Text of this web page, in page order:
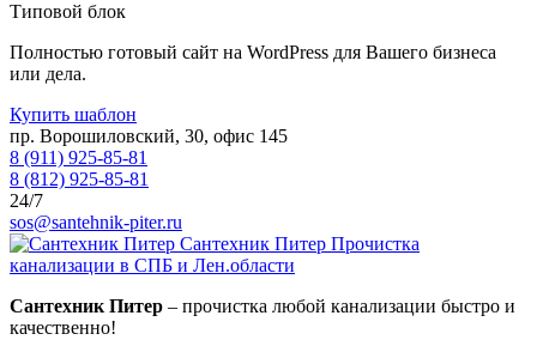
Типовой блок
Полностью готовый сайт на WordPress для Вашего бизнеса
или дела.
Купить шаблон
пр. Ворошиловский, 30, офис 145
8 (911) 925-85-81
8 (812) 925-85-81
24/7
sos@santehnik-piter.ru
Сантехник Питер Прочистка
канализации в СПБ и Лен.области
Сантехник Питер – прочистка любой канализации быстро и
качественно!